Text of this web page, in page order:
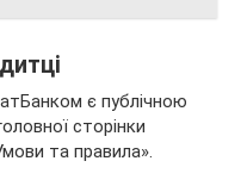
є публічною
сторінки
та правила».